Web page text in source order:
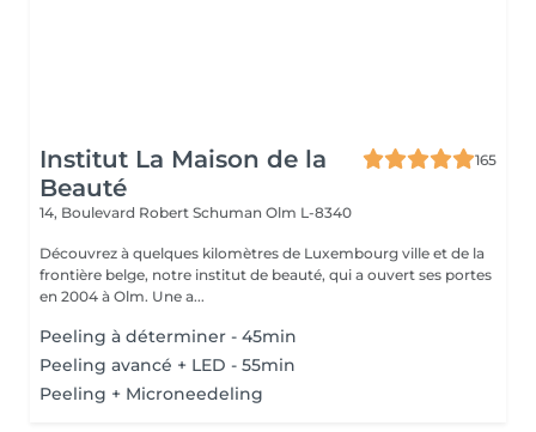
Institut La Maison de la
Beauté
165
14, Boulevard Robert Schuman Olm L-8340
Découvrez à quelques kilomètres de Luxembourg ville et de la
frontière belge, notre institut de beauté, qui a ouvert ses portes
en 2004 à Olm. Une a...
Peeling à déterminer - 45min
Peeling avancé + LED - 55min
Peeling + Microneedeling